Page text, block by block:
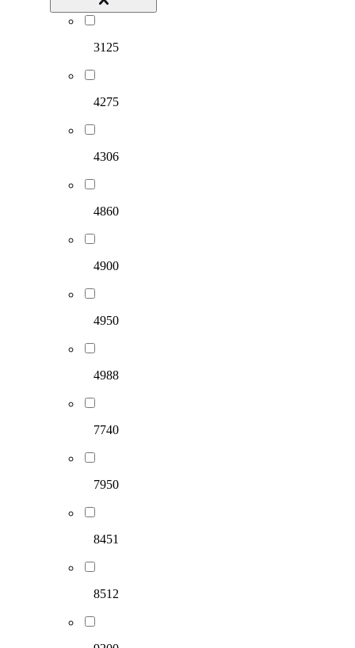
3125
4275
4306
4860
4900
4950
4988
7740
7950
8451
8512